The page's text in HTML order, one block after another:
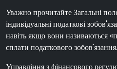
Уважно прочитайте Загальні
індивідуальні податкові
навіть якщо вони називаються
сплати податкового зобов'язання.